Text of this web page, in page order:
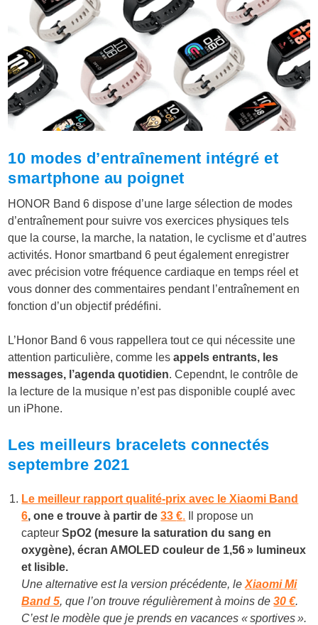
10 modes d’entraînement intégré et
smartphone au poignet
HONOR Band 6 dispose d’une large sélection de modes
d’entraînement pour suivre vos exercices physiques tels
que la course, la marche, la natation, le cyclisme et d’autres
activités. Honor smartband 6 peut également enregistrer
avec précision votre fréquence cardiaque en temps réel et
vous donner des commentaires pendant l’entraînement en
fonction d’un objectif prédéfini.
L’Honor Band 6 vous rappellera tout ce qui nécessite une
attention particulière, comme lesappels entrants, les
messages, l’agenda quotidien. Cependnt, le contrôle de
la lecture de la musique n’est pas disponible couplé avec
un iPhone.
Les meilleurs bracelets connectés
septembre 2021
Le meilleur rapport qualité-prix avec le Xiaomi Band
6, one e trouve à partir de33€. Il propose un
capteurSpO2 (mesure la saturation du sang en
oxygène), écran AMOLED couleur de 1,56 » lumineux
et lisible.
Une alternative est la version précédente, leXiaomi Mi
Band 5, que l’on trouve régulièrement à moins de30 €.
C’est le modèle que je prends en vacances « sportives ».